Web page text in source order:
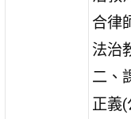
合律
法治
二、
正義